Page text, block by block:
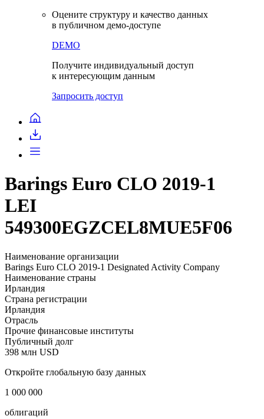
Оцените структуру и качество данных
в публичном демо-доступе
DEMO
Получите индивидуальный доступ
к интересующим данным
Запросить доступ
Barings Euro CLO 2019-1
LEI
549300EGZCEL8MUE5F06
Наименование организации
Barings Euro CLO 2019-1 Designated Activity Company
Наименование страны
Ирландия
Страна регистрации
Ирландия
Отрасль
Прочие финансовые институты
Публичный долг
398 млн USD
Откройте глобальную базу данных
1 000 000
облигаций